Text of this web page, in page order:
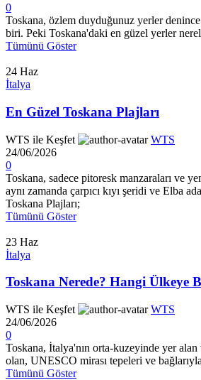
0
Toskana, özlem duyduğunuz yerler
biri. Peki Toskana'daki en güzel yerler
Tümünü Göster
24 Haz
İtalya
En Güzel Toskana Plajları
WTS ile Keşfet
WTS
24/06/2026
0
Toskana, sadece pitoresk manzaraları ve
aynı zamanda çarpıcı kıyı şeridi ve Elba
Toskana Plajları;
Tümünü Göster
23 Haz
İtalya
Toskana Nerede? Hangi Ülkeye
WTS ile Keşfet
WTS
24/06/2026
0
Toskana, İtalya'nın orta-kuzeyinde yer alan
olan, UNESCO mirası tepeleri ve
Tümünü Göster